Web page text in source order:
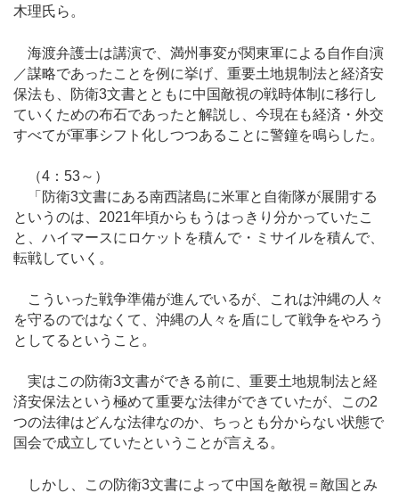
木理氏ら。
海渡弁護士は講演で、満州事変が関東軍による自作自演
／謀略であったことを例に挙げ、重要土地規制法と経済安
保法も、防衛3文書とともに中国敵視の戦時体制に移行し
ていくための布石であったと解説し、今現在も経済・外交
すべてが軍事シフト化しつつあることに警鐘を鳴らした。
（4：53～）
「防衛3文書にある南西諸島に米軍と自衛隊が展開する
というのは、2021年頃からもうはっきり分かっていたこ
と、ハイマースにロケットを積んで・ミサイルを積んで、
転戦していく。
こういった戦争準備が進んでいるが、これは沖縄の人々
を守るのではなくて、沖縄の人々を盾にして戦争をやろう
としてるということ。
実はこの防衛3文書ができる前に、重要土地規制法と経
済安保法という極めて重要な法律ができていたが、この2
つの法律はどんな法律なのか、ちっとも分からない状態で
国会で成立していたということが言える。
しかし、この防衛3文書によって中国を敵視＝敵国とみ